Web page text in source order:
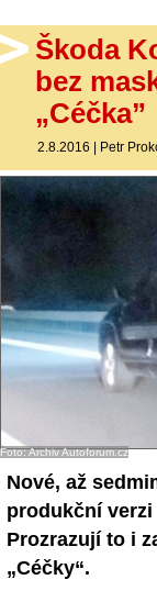
Sledujte nás!
Škoda
bez
„Céčka”
2.8.2016 | Petr
Foto: Archiv Autoforum.cz
Nové, až
produkční
Prozrazují to i
„Céčky“.